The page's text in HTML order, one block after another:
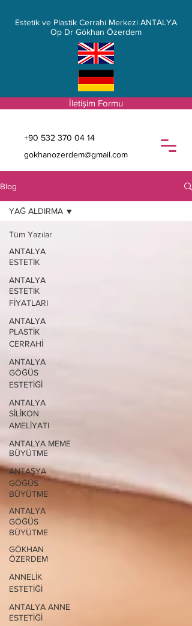
+90 532 370 04 14
gokhanozerdem@gmail.com
İletişim Formu
Estetik ve Plastik Cerrahi Merkezi ANTALYA
Op Dr Gökhan Özerdem
Blog
Tüm Yazılar
ANTALYA
ESTETİK
ANTALYA
ESTETİK
FİYATLARI
ANTALYA
PLASTİK
CERRAHİ
ANTALYA
GÖĞÜS
ESTETİĞİ
ANTALYA
SİLİKON
AMELİYATI
ANTALYA MEME
BÜYÜTME
ANTAŞYA
GÖĞÜS
BÜYÜTME
ANTALYA
GÖĞÜS
BÜYÜTME
GÖKHAN
ÖZERDEM
ANNELİK
ESTETİĞİ
ANTALYA ANNE
ESTETİĞİ
YAĞ ALDIRMA